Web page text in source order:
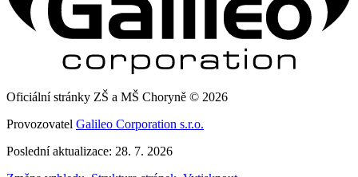
Oficiální stránky ZŠ a MŠ Choryně © 2026
Provozovatel Galileo Corporation s.r.o.
Poslední aktualizace: 28. 7. 2026